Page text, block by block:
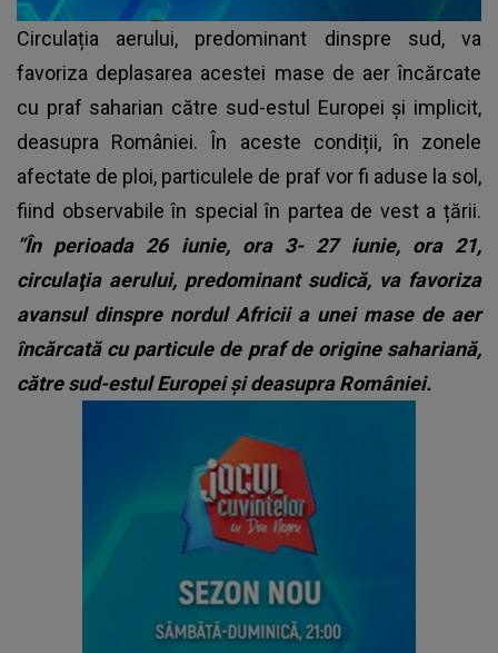
Circulația aerului, predominant dinspre sud, va
favoriza deplasarea acestei mase de aer încărcate
cu praf saharian către sud-estul Europei și implicit,
deasupra României. În aceste condiții, în zonele
afectate de ploi, particulele de praf vor fi aduse la sol,
fiind observabile în special în partea de vest a țării.
”În perioada 26 iunie, ora 3- 27 iunie, ora 21,
circulaţia aerului, predominant sudică, va favoriza
avansul dinspre nordul Africii a unei mase de aer
încărcată cu particule de praf de origine sahariană,
către sud-estul Europei şi deasupra României.